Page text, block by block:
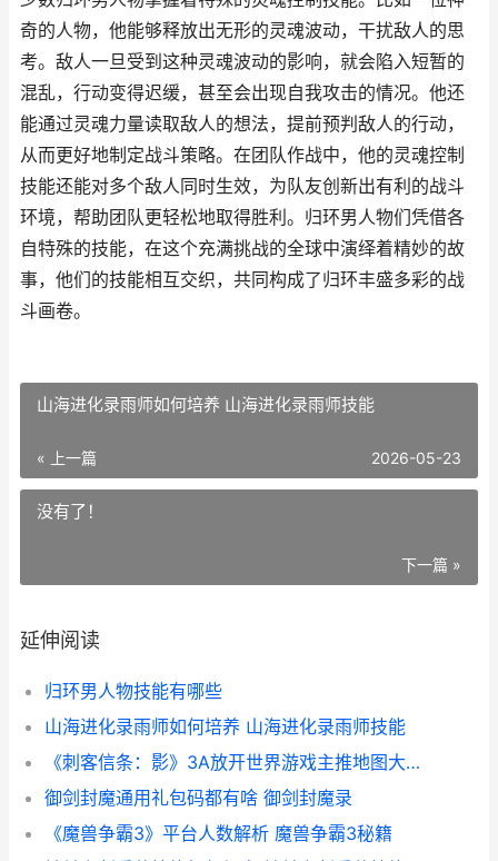
奇的人物，他能够释放出无形的灵魂波动，干扰敌人的思
考。敌人一旦受到这种灵魂波动的影响，就会陷入短暂的
混乱，行动变得迟缓，甚至会出现自我攻击的情况。他还
能通过灵魂力量读取敌人的想法，提前预判敌人的行动，
从而更好地制定战斗策略。在团队作战中，他的灵魂控制
技能还能对多个敌人同时生效，为队友创新出有利的战斗
环境，帮助团队更轻松地取得胜利。归环男人物们凭借各
自特殊的技能，在这个充满挑战的全球中演绎着精妙的故
事，他们的技能相互交织，共同构成了归环丰盛多彩的战
斗画卷。
山海进化录雨师如何培养 山海进化录雨师技能
« 上一篇 2026-05-23
没有了！
下一篇 »
延伸阅读
归环男人物技能有哪些
山海进化录雨师如何培养 山海进化录雨师技能
《刺客信条：影》3A放开世界游戏主推地图大自由度高的刺客信条影为何值得一试 刺客信条影阿市公主杀不杀
御剑封魔通用礼包码都有啥 御剑封魔录
《魔兽争霸3》平台人数解析 魔兽争霸3秘籍